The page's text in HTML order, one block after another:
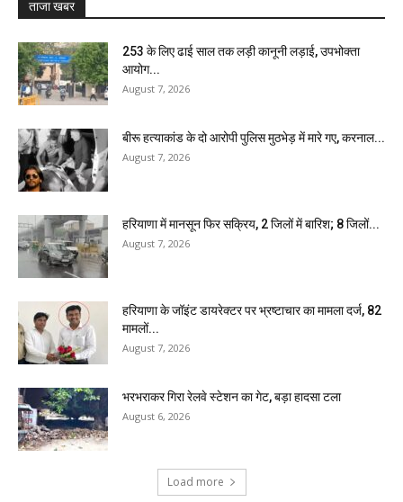
ताजा खबर
₹253 के लिए ढाई साल तक लड़ी कानूनी लड़ाई, उपभोक्ता
आयोग...
August 7, 2026
बीरू हत्याकांड के दो आरोपी पुलिस मुठभेड़ में मारे गए, करनाल...
August 7, 2026
हरियाणा में मानसून फिर सक्रिय, 2 जिलों में बारिश; 8 जिलों...
August 7, 2026
हरियाणा के जॉइंट डायरेक्टर पर भ्रष्टाचार का मामला दर्ज, 82
मामलों...
August 7, 2026
भरभराकर गिरा रेलवे स्टेशन का गेट, बड़ा हादसा टला
August 6, 2026
Load more